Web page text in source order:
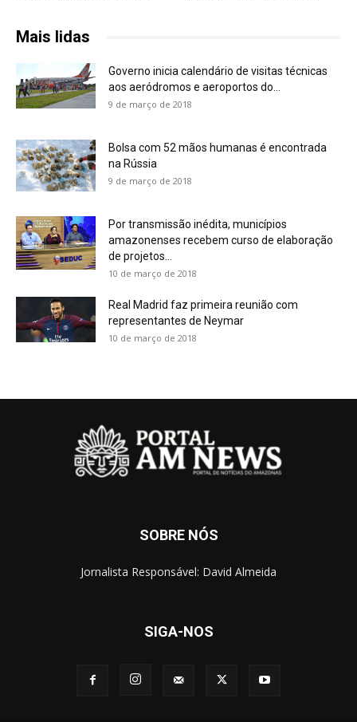
Mais lidas
Governo inicia calendário de visitas técnicas
aos aeródromos e aeroportos do...
9 de março de 2018
Bolsa com 52 mãos humanas é encontrada
na Rússia
9 de março de 2018
Por transmissão inédita, municípios
amazonenses recebem curso de elaboração
de projetos...
10 de março de 2018
Real Madrid faz primeira reunião com
representantes de Neymar
10 de março de 2018
SOBRE NÓS
Jornalista Responsável: David Almeida
SIGA-NOS